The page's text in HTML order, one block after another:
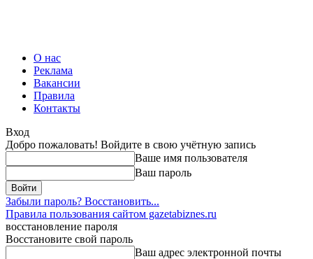
О нас
Реклама
Вакансии
Правила
Контакты
Вход
Добро пожаловать! Войдите в свою учётную запись
Ваше имя пользователя
Ваш пароль
Забыли пароль? Восстановить...
Правила пользования сайтом gazetabiznes.ru
восстановление пароля
Восстановите свой пароль
Ваш адрес электронной почты